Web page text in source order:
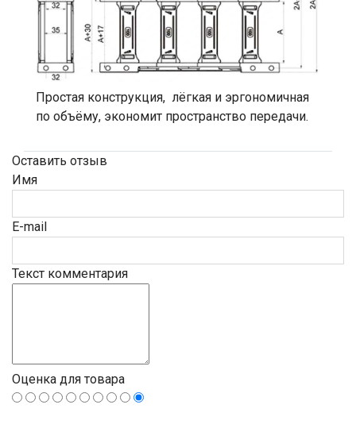
Простая конструкция, лёгкая и эргономичная
по объёму, экономит пространство передачи.
Оставить отзыв
Имя
E-mail
Текст комментария
Оценка для товара